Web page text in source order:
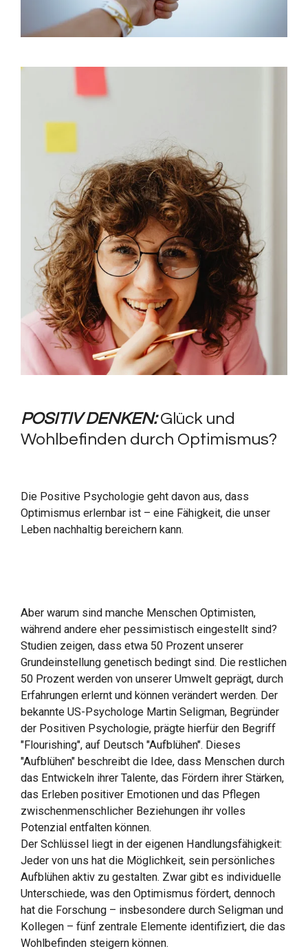
POSITIV DENKEN:Glück und
Wohlbefinden durch Optimismus?
Die Positive Psychologie geht davon aus, dass
Optimismus erlernbar ist – eine Fähigkeit, die unser
Leben nachhaltig bereichern kann.
Aber warum sind manche Menschen Optimisten,
während andere eher pessimistisch eingestellt sind?
Studien zeigen, dass etwa 50 Prozent unserer
Grundeinstellung genetisch bedingt sind. Die restlichen
50 Prozent werden von unserer Umwelt geprägt, durch
Erfahrungen erlernt und können verändert werden. Der
bekannte US-Psychologe Martin Seligman, Begründer
der Positiven Psychologie, prägte hierfür den Begriff
"Flourishing", auf Deutsch "Aufblühen". Dieses
"Aufblühen" beschreibt die Idee, dass Menschen durch
das Entwickeln ihrer Talente, das Fördern ihrer Stärken,
das Erleben positiver Emotionen und das Pflegen
zwischenmenschlicher Beziehungen ihr volles
Potenzial entfalten können.
Der Schlüssel liegt in der eigenen Handlungsfähigkeit:
Jeder von uns hat die Möglichkeit, sein persönliches
Aufblühen aktiv zu gestalten. Zwar gibt es individuelle
Unterschiede, was den Optimismus fördert, dennoch
hat die Forschung – insbesondere durch Seligman und
Kollegen – fünf zentrale Elemente identifiziert, die das
Wohlbefinden steigern können.